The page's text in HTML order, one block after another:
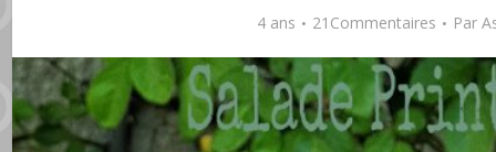
4 ans 21Commentaires Par